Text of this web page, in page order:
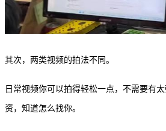
其次，两类视频的拍法不同。
日常视频你可以拍得轻松一点，不需要有
资，知道怎么找你。